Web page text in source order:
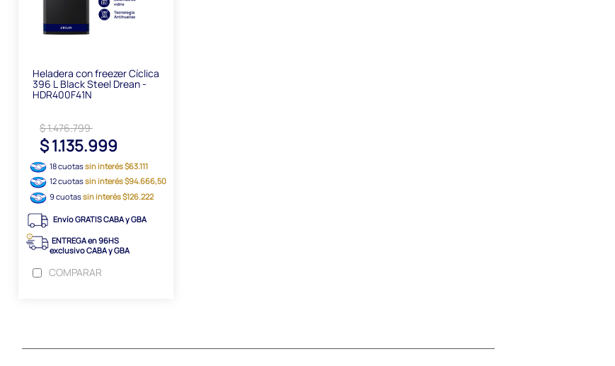
Heladera con freezer Cíclica
396 L Black Steel Drean -
HDR400F41N
$ 1.476.799
$ 1.135.999
18 cuotassin interés $63.111
12 cuotassin interés $94.666,50
9 cuotassin interés $126.222
Envío GRATIS CABA y GBA
ENTREGA en 96HS
exclusivo CABA y GBA
COMPARAR